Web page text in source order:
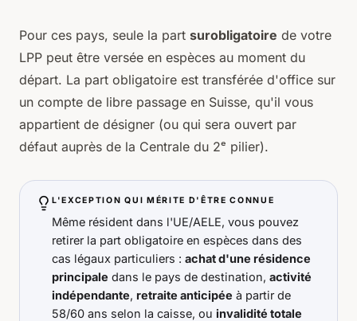
Pour ces pays, seule la part surobligatoire de votre
LPP peut être versée en espèces au moment du
départ. La part obligatoire est transférée d'office sur
un compte de libre passage en Suisse, qu'il vous
appartient de désigner (ou qui sera ouvert par
défaut auprès de la Centrale du 2ᵉ pilier).
L'EXCEPTION QUI MÉRITE D'ÊTRE CONNUE
Même résident dans l'UE/AELE, vous pouvez
retirer la part obligatoire en espèces dans des
cas légaux particuliers : achat d'une résidence
principale dans le pays de destination, activité
indépendante, retraite anticipée à partir de
58/60 ans selon la caisse, ou invalidité totale